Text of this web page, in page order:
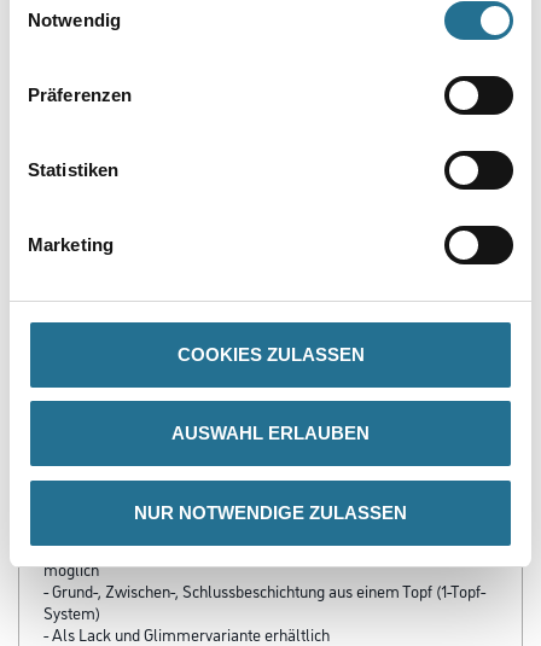
Notwendig
Präferenzen
Statistiken
Marketing
COOKIES ZULASSEN
AUSWAHL ERLAUBEN
NUR NOTWENDIGE ZULASSEN
PRODUKTEIGENSCHAFTEN
- Hohe Deckkraft
- Korrosivitätskategorie C4 Prüfbericht für Korrosivitätskategorie
DIN EN ISO 12944 Teil 6 (Institut für Oberflächentechnik GmbH)
- Hervorragende Haftung
- Langlebiger Schutz durch sehr gute Wetter­beständigkeit
- Hohe Trockenschichtdicken durch großen Festkörpergehalt
möglich
- Grund-, Zwischen-, Schlussbeschichtung aus einem Topf (1-Topf-
System)
- Als Lack und Glimmervariante erhältlich